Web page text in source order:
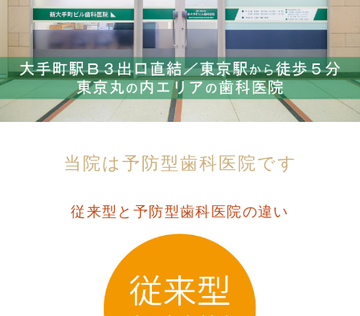
当院は予防型歯科医院です
従来型と予防型歯科医院の違い